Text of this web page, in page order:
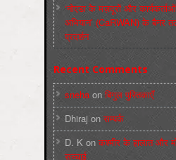
‘नोएडा के मज़दूरों और
अभियान’ (CaRWAN) के बैनर
प्रदर्शन
Recent Comments
sneha on बिगुल पुस्तिकाएँ
Dhiraj on सम्पर्क
D. K on कश्मीर के हालात और
सच्चाई